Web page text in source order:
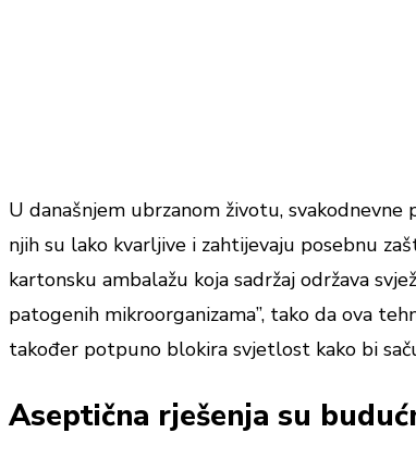
U današnjem ubrzanom životu,
njih su lako kvarljive i zahtijevaju posebnu
kartonsku ambalažu koja sadržaj održava
patogenih mikroorganizama”, tako da ova
također potpuno blokira svjetlost kako bi
Aseptična rješenja su